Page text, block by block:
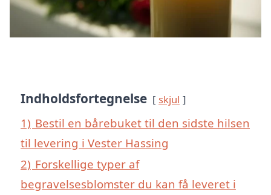
Indholdsfortegnelse skjul
1) Bestil en bårebuket til den sidste hilsen
til levering i Vester Hassing
2) Forskellige typer af
begravelsesblomster du kan få leveret i